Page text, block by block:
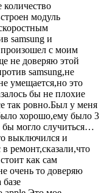
количество
модуль
samsung и
с моим
не доверяю этой
samsung,не
умещается,но это
бы не плохие
так ровно.Был у меня
хорошо,ему было 3
бы могло случиться…
выключился и
ремонт,сказали,что
как сам
очень то доверяю